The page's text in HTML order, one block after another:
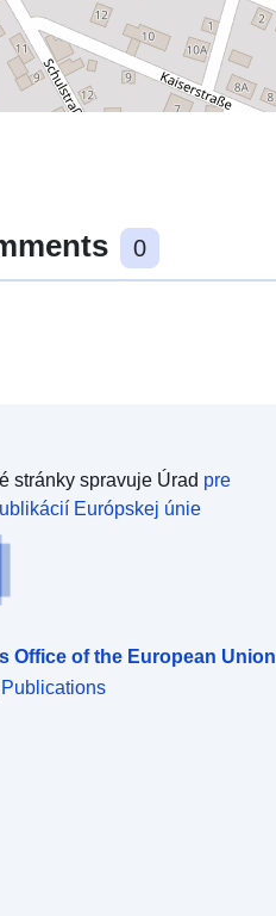
0
stránky spravuje Úrad pre
Európskej únie
Office of the European Union